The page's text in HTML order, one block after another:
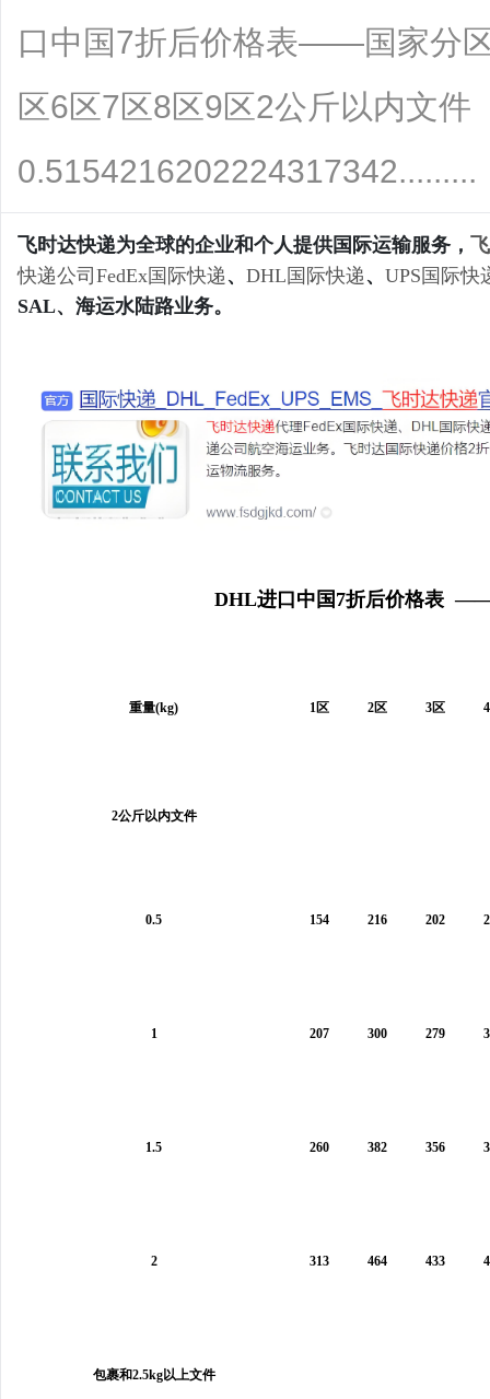
口中国7折后价格表——国家分
区6区7区8区9区2公斤以内文件
0.5154216202224317342.........
飞时达快递为全球的企业和个人提供国际运输服务，
快递公司 FedEx国际快递 、 DHL国际快递 、 UPS国际快
SAL、海运水陆路业务。
DHL进口中国7折后价格表
重量(kg) 1区 2区 3区
2公斤以内文件
0.5 154 216 202
1 207 300 279
1.5 260 382 356
2 313 464 433
包裹和2.5kg以上文件